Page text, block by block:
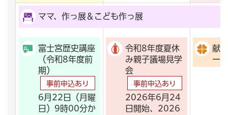
ママ、作っ展＆こども作っ展
富士宮歴史講座
（令和8年度前
期）
事前申込あり
6月22日（月曜
日）9時00分か
令和8年度夏休
み親子議場見学
会
事前申込あり
2026年6月24
日開始、2026
献
ー